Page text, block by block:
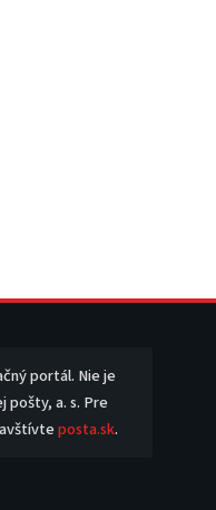
portál. Nie je
pošty, a. s. Pre
posta.sk.